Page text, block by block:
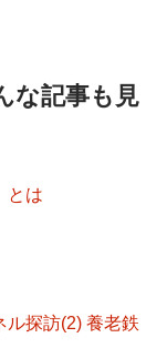
な記事も見
とは
ル探訪(2) 養老鉄